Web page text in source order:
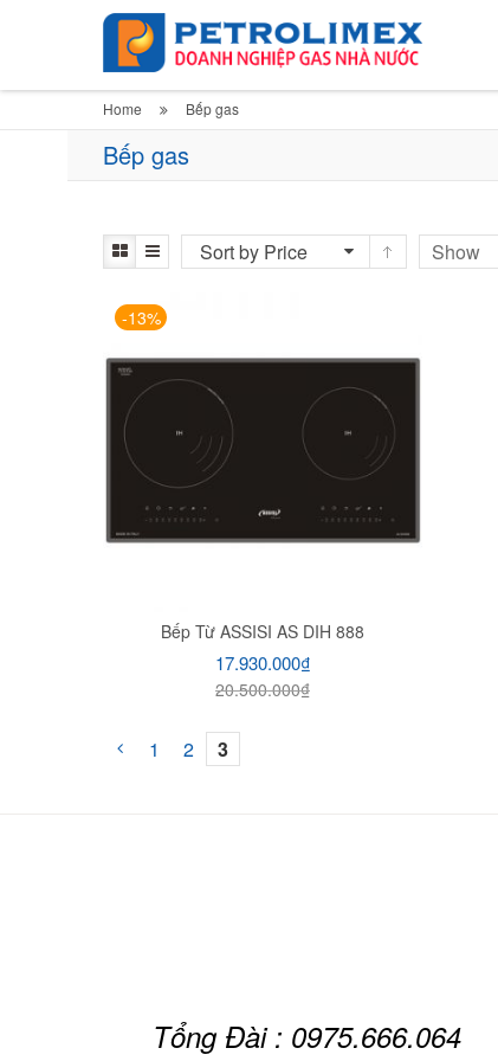
Home Bếp gas
Bếp gas
Sort by Price Show
-13%
Bếp Từ ASSISI AS DIH 888
20.500.000₫
17.930.000₫
1 2 3
Tổng Đài : 0975.666.064